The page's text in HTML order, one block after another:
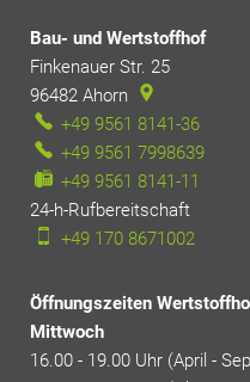
Bau- und Wertstoffhof
Finkenauer Str. 25
96482 Ahorn
+49 9561 8141-36
+49 9561 7998639
+49 9561 8141-11
24-h-Rufbereitschaft
+49 170 8671002
Öffnungszeiten
Mittwoch
16.00 - 19.00 Uhr (April -